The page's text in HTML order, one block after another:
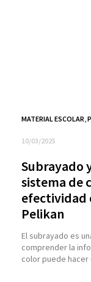
MATERIAL ESCOLAR,
10/03/2025
Subrayado
sistema de
efectividad
Pelikan
El subrayado es
comprender la
color puede